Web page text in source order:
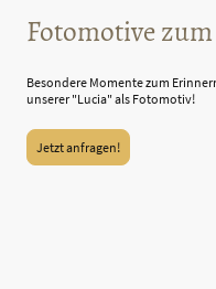
Fotomotive
Besondere Momente zum
unserer "Lucia" als Fotomotiv!
Jetzt anfragen!